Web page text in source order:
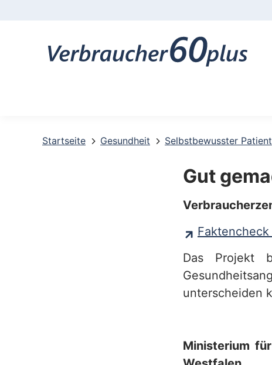
Startseite Gesundheit Selbstbewusster Patient
Gut
Das Projekt
unterscheiden
Ministerium